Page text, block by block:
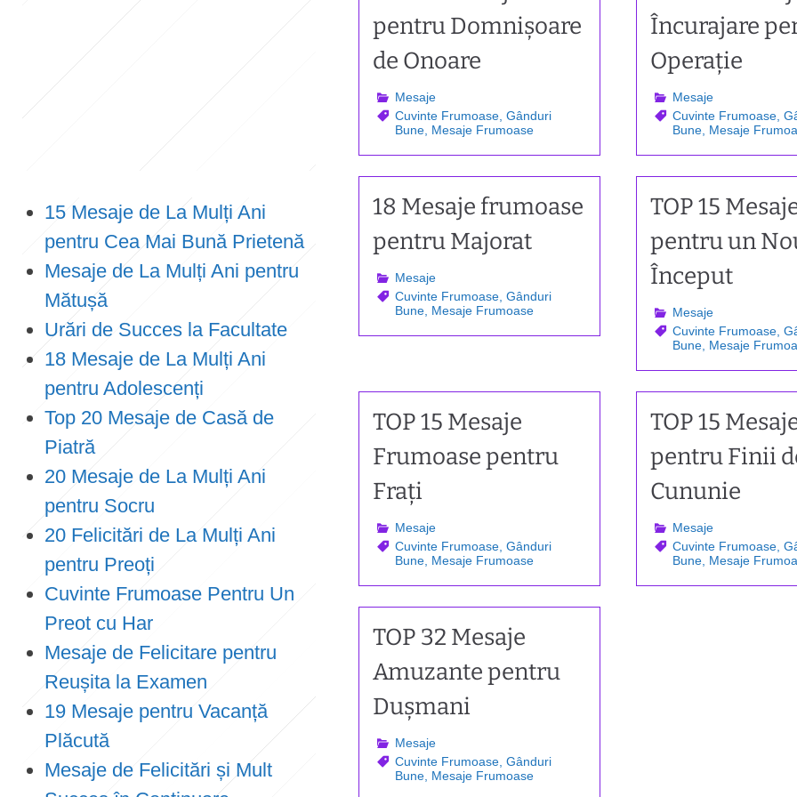
pentru Domnișoare
de Onoare
Mesaje
Cuvinte Frumoase, Gânduri
Bune, Mesaje Frumoase
Încurajare
Operație
Mesaje
Cuvinte Frumoase,
Bune, Mesaje
18 Mesaje frumoase
pentru Majorat
Mesaje
Cuvinte Frumoase, Gânduri
Bune, Mesaje Frumoase
TOP 15
pentru un
Început
Mesaje
Cuvinte Frumoase,
Bune, Mesaje
TOP 15 Mesaje
Frumoase pentru
Frați
Mesaje
Cuvinte Frumoase, Gânduri
Bune, Mesaje Frumoase
TOP 15
pentru Finii
Cununie
Mesaje
Cuvinte Frumoase,
Bune, Mesaje
TOP 32 Mesaje
Amuzante pentru
Dușmani
Mesaje
Cuvinte Frumoase, Gânduri
Bune, Mesaje Frumoase
15 Mesaje de La Mulți Ani
pentru Cea Mai Bună Prietenă
Mesaje de La Mulți Ani pentru
Mătușă
Urări de Succes la Facultate
18 Mesaje de La Mulți Ani
pentru Adolescenți
Top 20 Mesaje de Casă de
Piatră
20 Mesaje de La Mulți Ani
pentru Socru
20 Felicitări de La Mulți Ani
pentru Preoți
Cuvinte Frumoase Pentru Un
Preot cu Har
Mesaje de Felicitare pentru
Reușita la Examen
19 Mesaje pentru Vacanță
Plăcută
Mesaje de Felicitări și Mult